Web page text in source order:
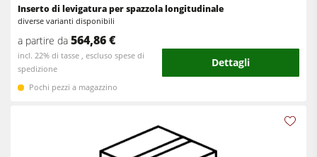
Inserto di levigatura per spazzola longitudinale
diverse varianti disponibili
a partire da 564,86 €
incl. 22% di tasse , escluso spese di
spedizione
Dettagli
Pochi pezzi a magazzino